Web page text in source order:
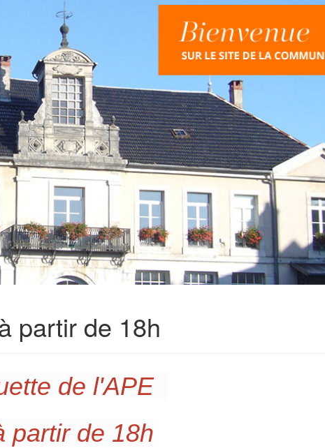
partir de 18h
de l'APE
partir de 18h